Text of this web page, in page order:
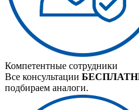
Компетентные сотрудники
Все консультации
подбираем аналоги.